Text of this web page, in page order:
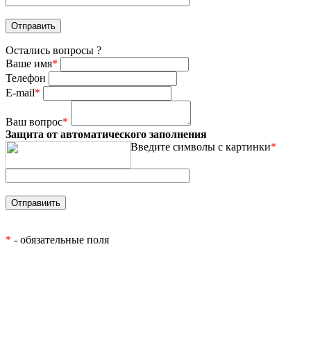
Остались вопросы ?
Ваше имя*
Телефон
E-mail*
Ваш вопрос*
Защита от автоматического заполнения
Введите символы с картинки*
* - обязательные поля